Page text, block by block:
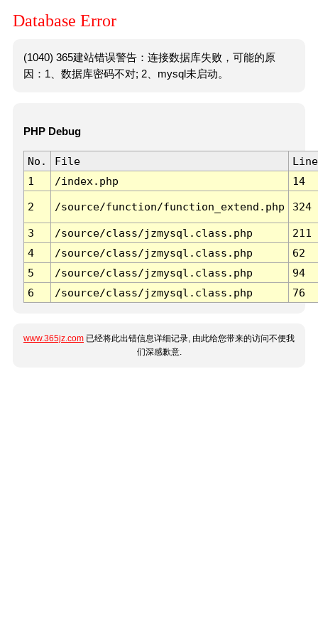
Database Error
(1040) 365建站错误警告：连接数据库失败，可能的原
因：1、数据库密码不对; 2、mysql未启动。
PHP Debug
No. File
Line
1
/index.php 14
2 /source/function/function_extend.php 324
3 /source/class/jzmysql.class.php
211
4
/source/class/jzmysql.class.php
62
5
/source/class/jzmysql.class.php
94
6
/source/class/jzmysql.class.php 76
www.365jz.com 已经将此出错信息详细记录, 由此给您带来的访问不便我
们深感歉意.